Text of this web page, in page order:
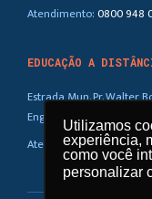
Utilizamos
experiência,
como você
personalizar
Utilizamos
experiência,
como você
personalizar
Atendimento:0800 948
EDUCAÇÃO A
Estrada Mun. Pr. Walter
Eng. Coelho – SP
Atendimento:0800 948